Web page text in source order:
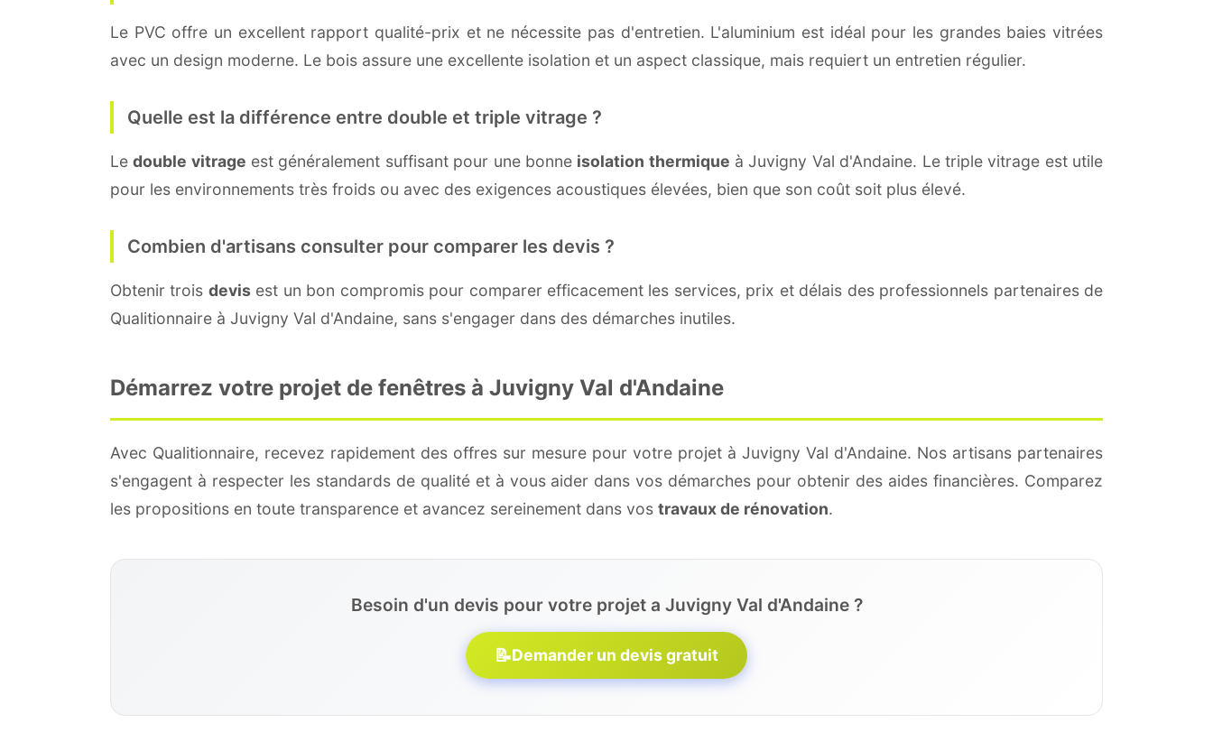
Le PVC offre un excellent rapport qualité-prix et ne nécessite pas d'entretien. L'aluminium est idéal pour les grandes baies vitrées
avec un design moderne. Le bois assure une excellente isolation et un aspect classique, mais requiert un entretien régulier.
Quelle est la différence entre double et triple vitrage ?
Ledouble vitrage est généralement suffisant pour une bonne isolation thermique à Juvigny Val d'Andaine. Le triple vitrage est utile
pour les environnements très froids ou avec des exigences acoustiques élevées, bien que son coût soit plus élevé.
Combien d'artisans consulter pour comparer les devis ?
Obtenir trois devisest un bon compromis pour comparer efficacement les services, prix et délais des professionnels partenaires de
Qualitionnaire à Juvigny Val d'Andaine, sans s'engager dans des démarches inutiles.
Démarrez votre projet de fenêtres à Juvigny Val d'Andaine
Avec Qualitionnaire, recevez rapidement des offres sur mesure pour votre projet à Juvigny Val d'Andaine. Nos artisans partenaires
s'engagent à respecter les standards de qualité et à vous aider dans vos démarches pour obtenir des aides financières. Comparez
les propositions en toute transparence et avancez sereinement dans vos travaux de rénovation.
Besoin d'un devis pour votre projet a Juvigny Val d'Andaine ?
📝Demander un devis gratuit